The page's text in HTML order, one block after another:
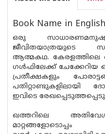
Book Name in
ഒരു
ജീവിതയാത്രയുടെ
ആത്മകഥ. കേരളത്തിലെ
ഗള്‍ഫിലേക്ക് ചേക്കേറിയ
പ്രതീക്ഷകളും
പതിറ്റാണ്ടുകളിലായി
ഇവിടെ
ഖത്തറിലെ
മാറ്റങ്ങളോടൊപ്പം